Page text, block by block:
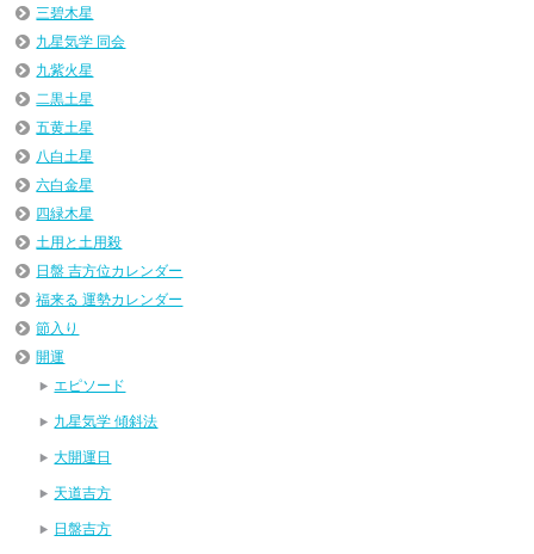
三碧木星
九星気学 同会
九紫火星
二黒土星
五黄土星
八白土星
六白金星
四緑木星
土用と土用殺
日盤 吉方位カレンダー
福来る 運勢カレンダー
節入り
開運
エピソード
九星気学 傾斜法
大開運日
天道吉方
日盤吉方